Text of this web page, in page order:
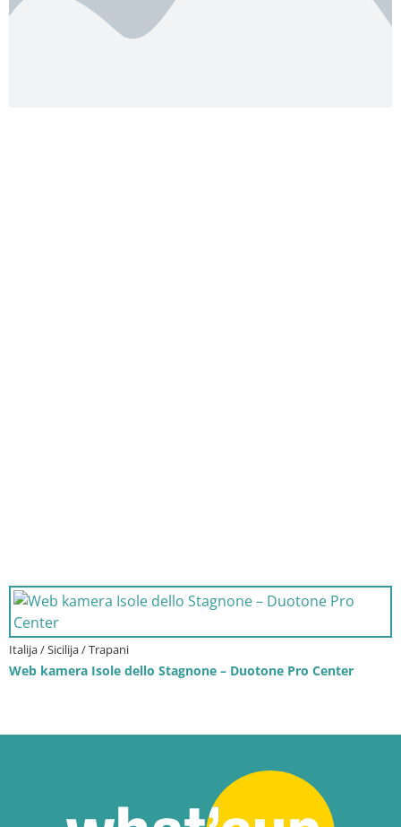
Italija / Sicilija / Trapani
Web kamera Isole dello Stagnone – Duotone Pro Center